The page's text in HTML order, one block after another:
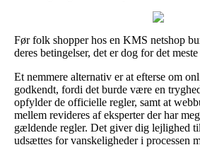
Før folk shopper hos en KMS netshop
deres betingelser, det er dog for det
Et nemmere alternativ er at efterse om
godkendt, fordi det burde være en
opfylder de officielle regler, samt at
mellem revideres af eksperter der har
gældende regler. Det giver dig lejlighed
udsættes for vanskeligheder i processen